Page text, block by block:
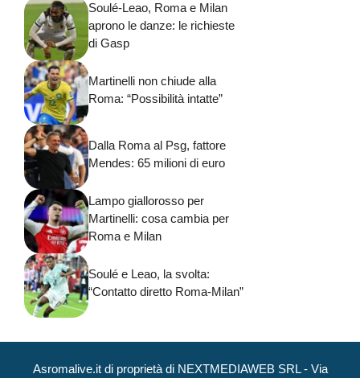
Soulé-Leao, Roma e Milan
aprono le danze: le richieste
di Gasp
Martinelli non chiude alla
Roma: “Possibilità intatte”
Dalla Roma al Psg, fattore
Mendes: 65 milioni di euro
Lampo giallorosso per
Martinelli: cosa cambia per
Roma e Milan
Soulé e Leao, la svolta:
“Contatto diretto Roma-Milan”
Asromalive.it di proprietà di NEXTMEDIAWEB SRL - Via